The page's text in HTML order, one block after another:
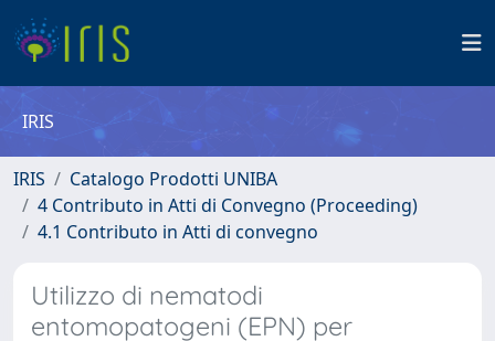
IRIS
IRIS
Catalogo Prodotti UNIBA
4 Contributo in Atti di Convegno (Proceeding)
4.1 Contributo in Atti di convegno
Utilizzo di nematodi
entomopatogeni (EPN) per